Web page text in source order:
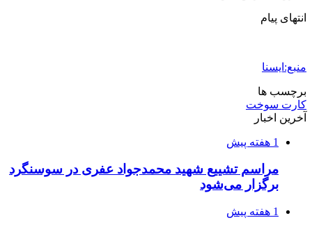
انتهای پیام
منبع:ایسنا
برچسب ها
كارت سوخت
آخرین اخبار
1 هفته پیش
مراسم تشییع شهید محمدجواد عفری در سوسنگرد
برگزار می‌شود
1 هفته پیش